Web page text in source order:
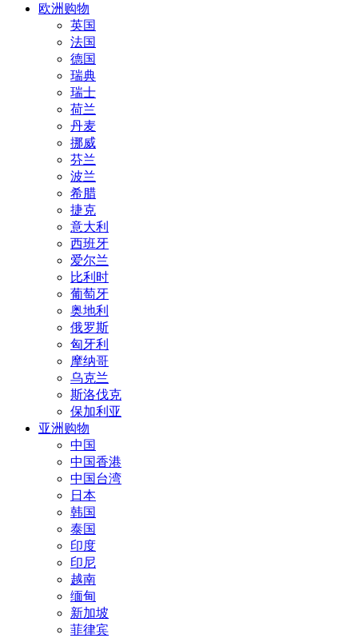
欧洲购物
英国
法国
德国
瑞典
瑞士
荷兰
丹麦
挪威
芬兰
波兰
希腊
捷克
意大利
西班牙
爱尔兰
比利时
葡萄牙
奥地利
俄罗斯
匈牙利
摩纳哥
乌克兰
斯洛伐克
保加利亚
亚洲购物
中国
中国香港
中国台湾
日本
韩国
泰国
印度
印尼
越南
缅甸
新加坡
菲律宾